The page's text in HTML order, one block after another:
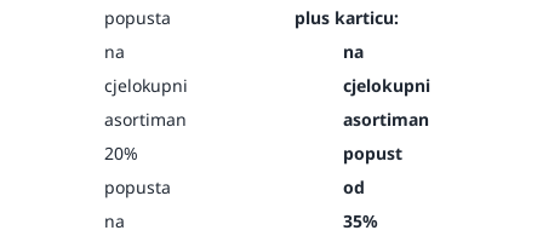
popusta
na
cjelokupni
asortiman
20%
popusta
na
plus karticu:
na
cjelokupni
asortiman
popust
od
35%